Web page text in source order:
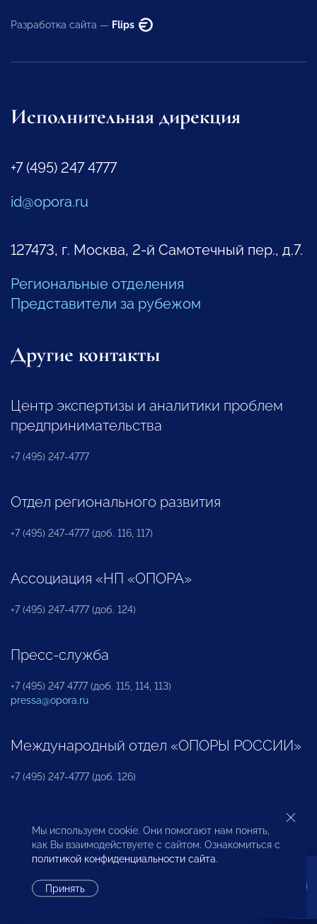
Разработка сайта — Flips
Исполнительная дирекция
+7 (495) 247 4777
id@opora.ru
127473, г. Москва, 2-й Самотечный пер., д.7.
Региональные отделения
Представители за рубежом
Другие контакты
Центр экспертизы и аналитики проблем
предпринимательства
+7 (495) 247-4777
Отдел регионального развития
+7 (495) 247-4777 (доб. 116, 117)
Ассоциация «НП «ОПОРА»
+7 (495) 247-4777 (доб. 124)
Пресс-служба
+7 (495) 247 4777 (доб. 115, 114, 113)
pressa@opora.ru
Международный отдел «ОПОРЫ РОССИИ»
+7 (495) 247-4777 (доб. 126)
Бюро по защите прав предпринимателей и
инвесторов
Мы используем cookie. Они помогают нам понять,
как Вы взаимодействуете с сайтом. Ознакомиться с
политикой конфиденциальности сайта.
Принять